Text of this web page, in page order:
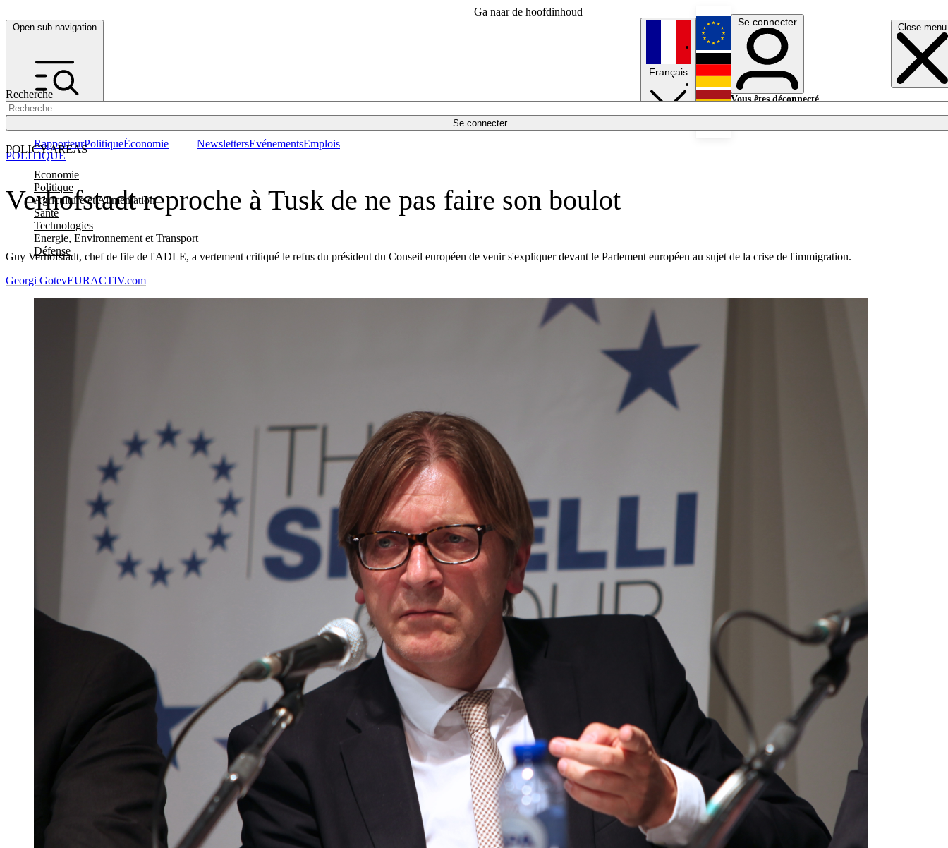
Ga naar de hoofdinhoud
Open sub navigation Close menu
Recherche
Se connecter
POLICY AREAS
Economie
Politique
Agriculture et Alimentation
Santé
Technologies
Energie, Environnement et Transport
Défense
RapporteurPolitiqueÉconomie NewslettersEvénementsEmplois
Français
English
Deutsch
Se connecter
Vous êtes déconnecté.
Verhofstadt reproche à Tusk de ne pas faire son boulot
Guy Verhofstadt, chef de file de l'ADLE, a vertement critiqué le refus du président du Conseil européen de venir s'expliquer devant le Parlement européen au sujet de la crise de l'immigration.
POLITIQUE
Georgi GotevEURACTIV.com